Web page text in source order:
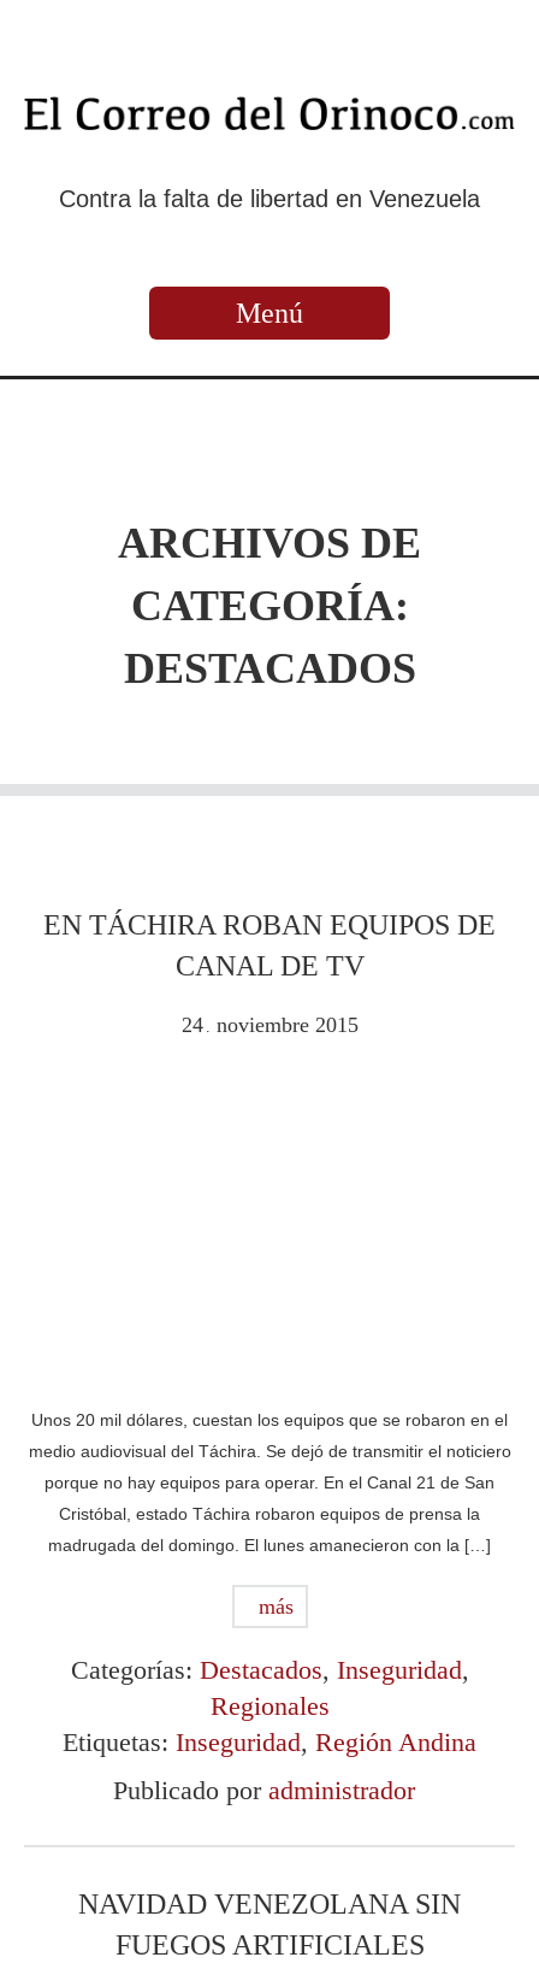
Contra la falta de libertad en Venezuela
Menú
ARCHIVOS DE
CATEGORÍA:
DESTACADOS
EN TÁCHIRA ROBAN EQUIPOS DE
CANAL DE TV
24 . noviembre 2015
Unos 20 mil dólares, cuestan los equipos que se robaron en el
medio audiovisual del Táchira. Se dejó de transmitir el noticiero
porque no hay equipos para operar. En el Canal 21 de San
Cristóbal, estado Táchira robaron equipos de prensa la
madrugada del domingo. El lunes amanecieron con la […]
más
Categorías: Destacados, Inseguridad,
Regionales
Etiquetas: Inseguridad, Región Andina
Publicado por administrador
NAVIDAD VENEZOLANA SIN
FUEGOS ARTIFICIALES